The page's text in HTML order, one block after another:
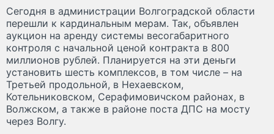
Сегодня в администрации Волгоградской области
перешли к кардинальным мерам. Так, объявлен
аукцион на аренду системы весогабаритного
контроля с начальной ценой контракта в 800
миллионов рублей. Планируется на эти деньги
установить шесть комплексов, в том числе – на
Третьей продольной, в Нехаевском,
Котельниковском, Серафимовичском районах, в
Волжском, а также в районе поста ДПС на мосту
через Волгу.